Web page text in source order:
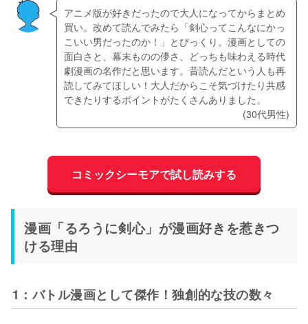
アニメ版が好きだったので大人になってからまとめ
買い。改めて読んでみたら「剣心ってこんなにかっ
こいい男だったのか！」とびっくり。漫画としての
面白さと、幕末ものの儚さ、どっちも味わえる時代
劇漫画の名作だと思います。昔読んだという人も再
読してみてほしい！大人だからこそ気づけたり共感
できたりするポイントがたくさんありました。
(30代男性)
コミックシーモアで試し読みする
漫画「るろうに剣心」が漫画好きを惹きつ
ける理由
1：バトル漫画として傑作！独創的な技の数々